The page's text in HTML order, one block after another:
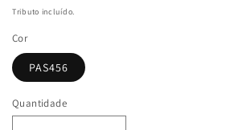
normal
Tributo incluído.
Cor
PAS456
Quantidade